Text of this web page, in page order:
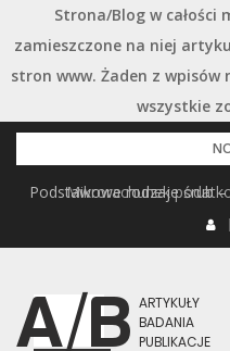
Strona/Blog w
zamieszczone na niej
stron www. Żaden z
wszystkie
Przejdź
do
treści
Mikrorachunek
Podstawowe rodzaje śrub